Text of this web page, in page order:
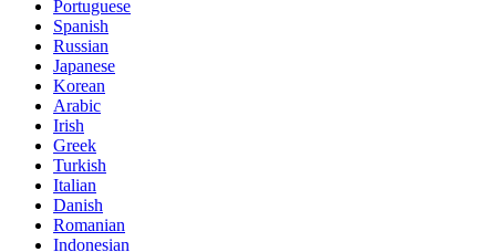
Portuguese
Spanish
Russian
Japanese
Korean
Arabic
Irish
Greek
Turkish
Italian
Danish
Romanian
Indonesian